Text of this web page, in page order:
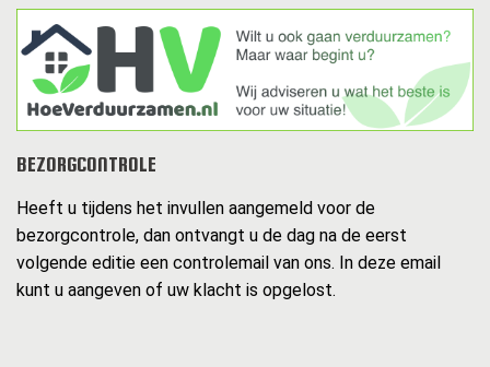
BEZORGCONTROLE
Heeft u tijdens het invullen aangemeld voor de
bezorgcontrole, dan ontvangt u de dag na de eerst
volgende editie een controlemail van ons. In deze email
kunt u aangeven of uw klacht is opgelost.